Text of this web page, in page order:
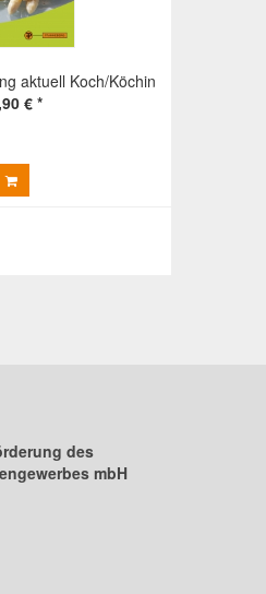
aktuell Koch/Köchin
€ *
des
mbH